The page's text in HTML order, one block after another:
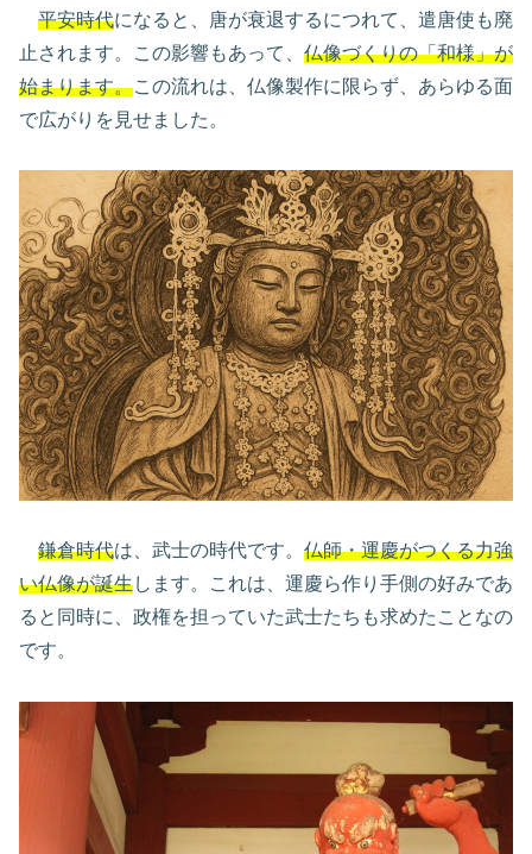
平安時代になると、唐が衰退するにつれて、遣唐使も廃
止されます。この影響もあって、 仏像づくりの「和様」が
始まります。この流れは、仏像製作に限らず、あらゆる面
で広がりを見せました。
鎌倉時代は、武士の時代です。 仏師・運慶がつくる力強
い仏像が誕生します。これは、運慶ら作り手側の好みであ
ると同時に、政権を担っていた武士たちも求めたことなの
です。